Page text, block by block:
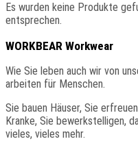
Es wurden keine Produkte
entsprechen.
WORKBEAR Workwear
Wie Sie leben auch wir von
arbeiten für Menschen.
Sie bauen Häuser, Sie
Kranke, Sie bewerkstelligen,
vieles, vieles mehr.